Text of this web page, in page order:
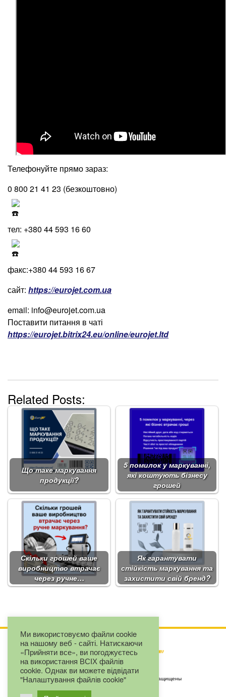
Телефонуйте прямо зараз:
0 800 21 41 23 (безкоштовно)
тел: +380 44 593 16 60
факс:+380 44 593 16 67
сайт: https://eurojet.com.ua
email: info@eurojet.com.ua
Поставити питання в чаті
https://eurojet.bitrix24.eu/online/eurojet.ltd
Related Posts:
Що таке маркування
продукції?
5 помилок у маркуванні,
які коштують бізнесу
грошей
Скільки грошей ваше
виробництво втрачає
через ручне…
Як гарантувати
стійкість маркування та
захистити свій бренд?
Copyright by LLC "Eurojet" © 2025. Все права защищены
+380 67 2327163
Ми використовуємо файли cookie
на нашому веб - сайті. Натискаючи
«Прийняти все», ви погоджуєтесь
на використання ВСІХ файлів
cookie. Однак ви можете відвідати
"Налаштування файлів cookie"